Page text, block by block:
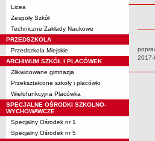
Licea
Zespoły Szkół
Techniczne Zakłady Naukowe
PRZEDSZKOLA
Przedszkola Miejskie
ARCHIWUM SZKÓŁ I PLACÓWEK
Zlikwidowane gimnazja
Przekształcone szkoły i placówki
Wielofunkcyjna Placówka
SPECJALNE OŚRODKI SZKOLNO-
WYCHOWAWCZE
Specjalny Ośrodek nr 1
Specjalny Ośrodek nr 5
Data:
2017-